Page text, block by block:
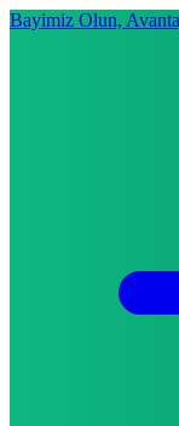
Bayimiz Olun,